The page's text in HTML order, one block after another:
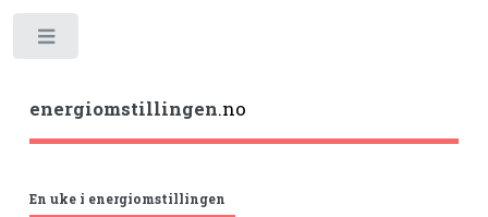
energiomstillingen.no
En uke i energiomstillingen